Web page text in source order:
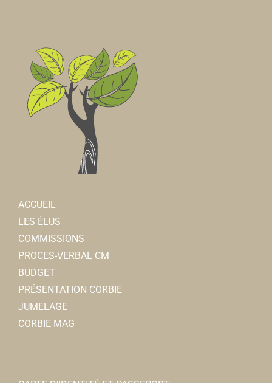
ACCUEIL
LES ÉLUS
COMMISSIONS
PROCES-VERBAL CM
BUDGET
PRÉSENTATION CORBIE
JUMELAGE
CORBIE MAG